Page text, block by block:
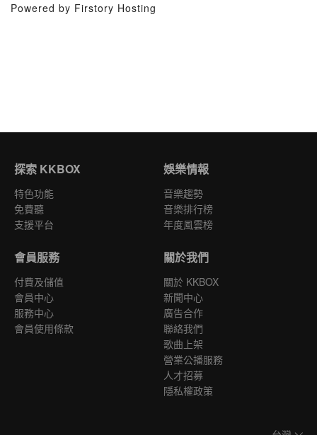
Powered by Firstory Hosting
探索 KKBOX
特色功能
免費聽
支援平台
娛樂情報
音樂趨勢
音樂排行榜
年度風雲榜
會員服務
付費及儲值
會員中心
服務中心
會員使用條款
關於我們
關於 KKBOX
新聞中心
廣告合作
聯絡我們
歌曲上架
營業公播服務
人才招募
隱私權政策